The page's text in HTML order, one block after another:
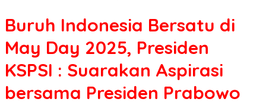
Buruh Indonesia Bersatu di
May Day 2025, Presiden
KSPSI : Suarakan Aspirasi
bersama Presiden Prabowo